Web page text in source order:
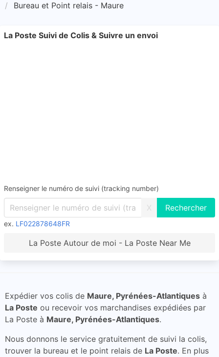
Bureau et Point relais - Maure
La Poste Suivi de Colis & Suivre un envoi
Renseigner le numéro de suivi (tracking number)
X
ex. LF022878648FR
La Poste Autour de moi - La Poste Near Me
Expédier vos colis de Maure, Pyrénées-Atlantiques à
La Poste ou recevoir vos marchandises expédiées par
La Poste à Maure, Pyrénées-Atlantiques.
Nous donnons le service gratuitement de suivi la colis,
trouver la bureau et le point relais de La Poste. En plus